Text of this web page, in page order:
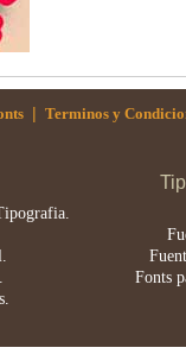
| Terminos y
Fonts